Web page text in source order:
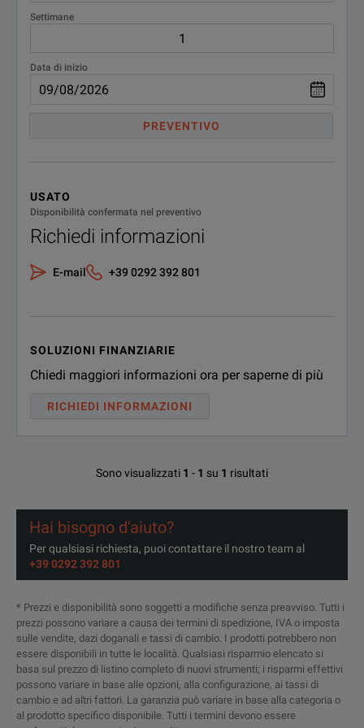
Settimane
Data di inizio
PREVENTIVO
USATO
Disponibilità confermata nel preventivo
Richiedi informazioni
E-mail +39 0292 392 801
SOLUZIONI FINANZIARIE
Chiedi maggiori informazioni ora per saperne di più
RICHIEDI INFORMAZIONI
Sono visualizzati 1 - 1 su 1 risultati
Hai bisogno d'aiuto?
Per qualsiasi richiesta, puoi contattare il nostro team al
+39 0292 392 801
* Prezzi e disponibilità sono soggetti a modifiche senza preavviso. Tutti i
prezzi possono variare a causa dei termini di spedizione, IVA o imposta
sulle vendite, dazi doganali e tassi di cambio. I prodotti potrebbero non
essere disponibili in tutte le località. Qualsiasi risparmio elencato si
basa sul prezzo di listino completo di nuovi strumenti; i risparmi effettivi
possono variare in base alle opzioni, alla configurazione, ai tassi di
cambio e ad altri fattori. La garanzia può variare in base alla categoria o
al prodotto specifico disponibile. Tutti i termini devono essere